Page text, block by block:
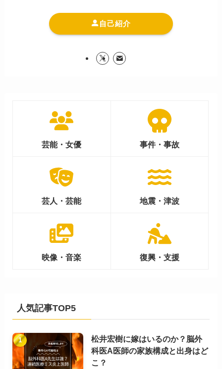
自己紹介
芸能・女優 事件・事故
芸人・芸能 地震・津波
映像・音楽 復興・支援
人気記事TOP5
松井宏樹に嫁はいるのか？脳外
科医A医師の家族構成と出身はど
こ？